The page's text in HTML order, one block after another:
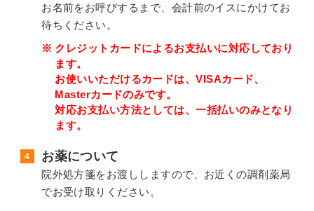
お名前をお呼びするまで、会計前のイスにかけてお
待ちください。
クレジットカードによるお支払いに対応しており
ます。
お使いいただけるカードは、VISAカード、
Masterカードのみです。
対応お支払い方法としては、一括払いのみとなり
ます。
お薬について
院外処方箋をお渡ししますので、お近くの調剤薬局
でお受け取りください。